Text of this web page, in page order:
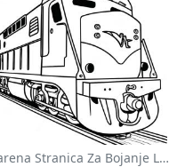
Šarena Stranica Za Bojanje Lokomotive